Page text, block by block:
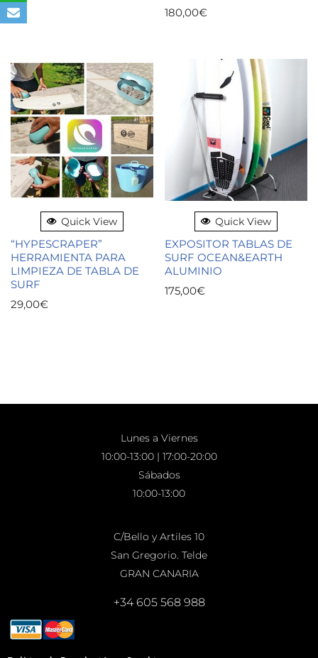
180,00€
Quick View
“HYPESCRAPER”
HERRAMIENTA PARA
LIMPIEZA DE TABLA DE
SURF
29,00€
Quick View
EXPOSITOR TABLAS DE
SURF OCEAN&EARTH
ALUMINIO
175,00€
Lunes a Viernes
10:00-13:00 | 17:00-20:00
Sábados
10:00-13:00
C/Bello y Artiles 10
San Gregorio. Telde
GRAN CANARIA
+34 605 568 988